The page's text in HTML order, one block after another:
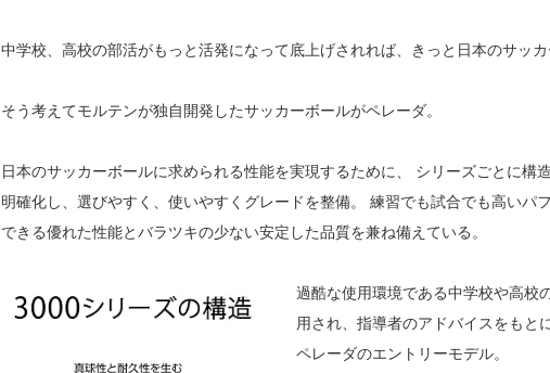
中学校、高校の部活がもっと活発になって底上げされれば、きっと日本のサッカ
そう考えてモルテンが独自開発したサッカーボールがペレーダ。
日本のサッカーボールに求められる性能を実現するために、 シリーズごとに構
明確化し、選びやすく、使いやすくグレードを整備。 練習でも試合でも高いパ
できる優れた性能とバラツキの少ない安定した品質を兼ね備えている。
過酷な使用環境である中学校や高校
用され、指導者のアドバイスをもと
ペレーダのエントリーモデル。